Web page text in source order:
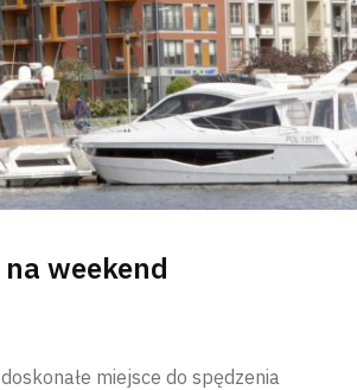
weekend
miejsce do spędzenia